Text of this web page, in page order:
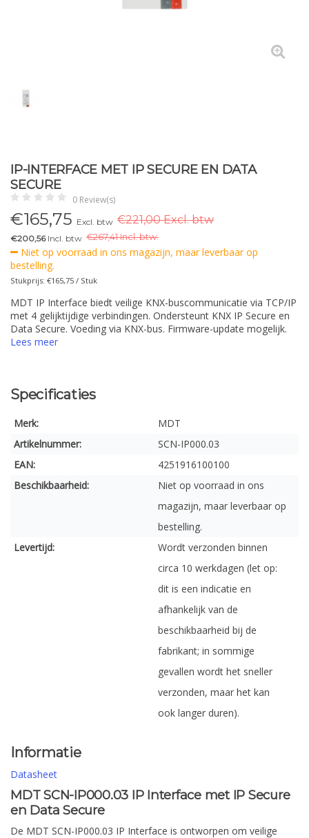
IP-INTERFACE MET IP SECURE EN DATA
SECURE
0 Review(s)
€165,75 Excl. btw €221,00 Excl. btw
€200,56Incl. btw €267,41 Incl. btw.
Niet op voorraad in ons magazijn, maar leverbaar op
bestelling.
Stukprijs: €165,75 / Stuk
MDT IP Interface biedt veilige KNX-buscommunicatie via TCP/IP
met 4 gelijktijdige verbindingen. Ondersteunt KNX IP Secure en
Data Secure. Voeding via KNX-bus. Firmware-update mogelijk.
Lees meer
Specificaties
Merk:
MDT
Artikelnummer:
SCN-IP000.03
EAN:
4251916100100
Beschikbaarheid:
Niet op voorraad in ons
magazijn, maar leverbaar op
bestelling.
Levertijd:
Wordt verzonden binnen
circa 10 werkdagen (let op:
dit is een indicatie en
afhankelijk van de
beschikbaarheid bij de
fabrikant; in sommige
gevallen wordt het sneller
verzonden, maar het kan
ook langer duren).
Informatie
Datasheet
MDT SCN-IP000.03 IP Interface met IP Secure
en Data Secure
De MDT SCN-IP000.03 IP Interface is ontworpen om veilige